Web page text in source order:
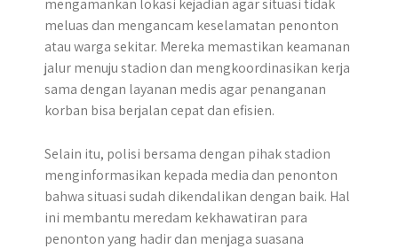
mengamankan lokasi kejadian agar situasi tidak
meluas dan mengancam keselamatan penonton
atau warga sekitar. Mereka memastikan keamanan
jalur menuju stadion dan mengkoordinasikan kerja
sama dengan layanan medis agar penanganan
korban bisa berjalan cepat dan efisien.
Selain itu, polisi bersama dengan pihak stadion
menginformasikan kepada media dan penonton
bahwa situasi sudah dikendalikan dengan baik. Hal
ini membantu meredam kekhawatiran para
penonton yang hadir dan menjaga suasana